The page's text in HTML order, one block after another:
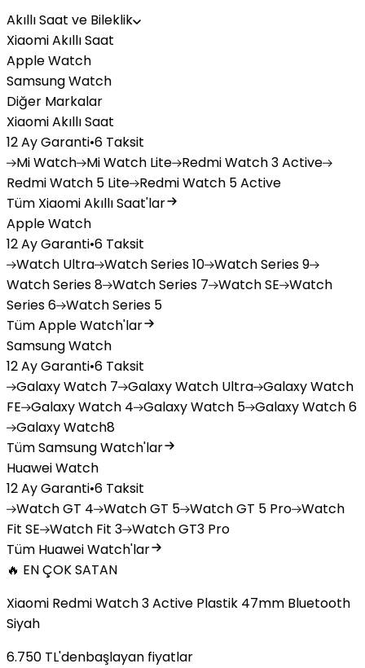
Akıllı Saat ve Bileklik
Xiaomi Akıllı Saat
Apple Watch
Samsung Watch
Diğer Markalar
Xiaomi Akıllı Saat
12 Ay Garanti•6 Taksit
MiWatch MiWatch Lite RedmiWatch 3 Active
RedmiWatch 5 Lite RedmiWatch 5 Active
Tüm Xiaomi Akıllı Saat'lar
Apple Watch
12 Ay Garanti•6 Taksit
Watch Ultra WatchSeries 10 WatchSeries 9
WatchSeries 8 WatchSeries 7 WatchSE Watch
Series 6 WatchSeries 5
Tüm Apple Watch'lar
Samsung Watch
12 Ay Garanti•6 Taksit
GalaxyWatch 7 GalaxyWatch Ultra GalaxyWatch
FE GalaxyWatch 4 GalaxyWatch 5 GalaxyWatch 6
GalaxyWatch8
Tüm Samsung Watch'lar
Huawei Watch
12 Ay Garanti•6 Taksit
WatchGT 4 WatchGT 5 WatchGT 5 Pro Watch
Fit SE Watch Fit 3 WatchGT3 Pro
Tüm Huawei Watch'lar
🔥 EN ÇOK SATAN
Xiaomi Redmi Watch 3 Active Plastik 47mm Bluetooth
Siyah
6.750 TL'denbaşlayan fiyatlar